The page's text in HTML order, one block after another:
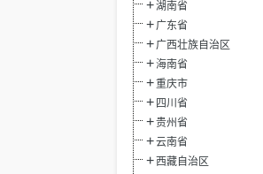
湖南省
广东省
广西壮族自治区
海南省
重庆市
四川省
贵州省
云南省
西藏自治区